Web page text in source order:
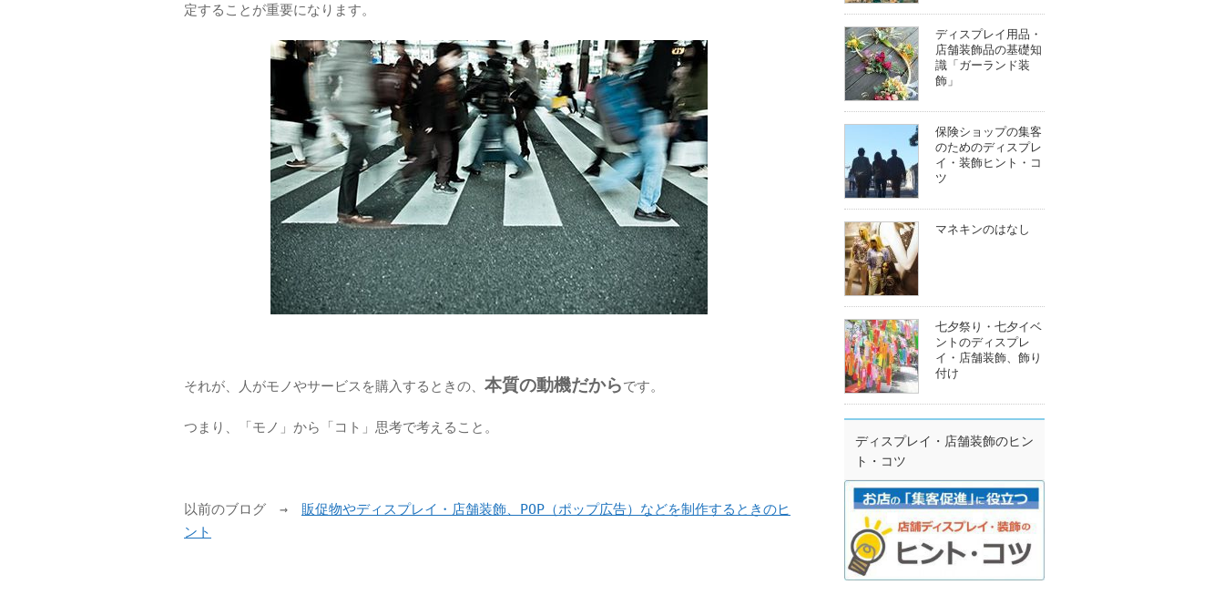
定することが重要になります。
それが、人がモノやサービスを購入するときの、 本質の動機だからです。
つまり、「モノ」から「コト」思考で考えること。
以前のブログ → 販促物やディスプレイ・店舗装飾、POP（ポップ広告）などを制作するときのヒ
ント
ディスプレイ用品・
店舗装飾品の基礎知
識「ガーランド装
飾」
保険ショップの集客
のためのディスプレ
イ・装飾ヒント・コ
ツ
マネキンのはなし
七夕祭り・七夕イベ
ントのディスプレ
イ・店舗装飾、飾り
付け
ディスプレイ・店舗装飾のヒン
ト・コツ